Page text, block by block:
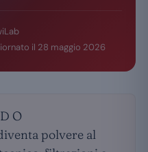
il 28 maggio 2026
polvere al